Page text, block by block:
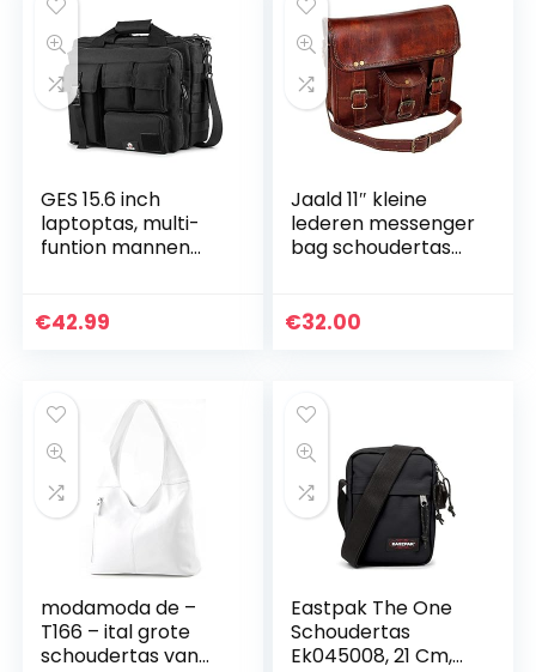
GES 15.6 inch
laptoptas, multi-
funtion mannen
laptop messenger
€42.99
Jaald 11″ kleine
lederen messenger
bag schoudertas
dames en heren
competible met
iPad en tablet
€32.00
modamoda de –
T166 – ital grote
schoudertas van
Eastpak The One
Schoudertas
Ek045008, 21 Cm,